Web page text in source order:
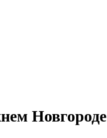
Новгороде